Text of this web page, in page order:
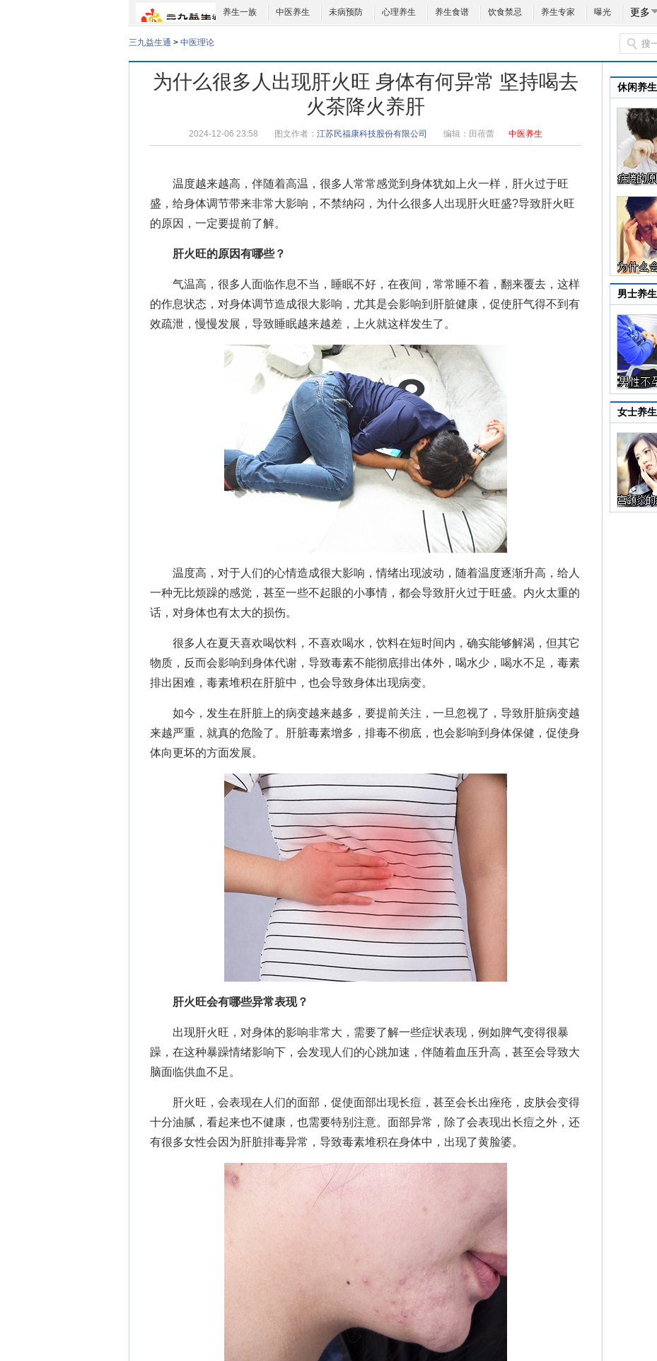
养生一族 中医养生 未病预防 心理养生 养生食谱 饮食禁忌 养生专家 曝光 更多
三九益生通 > 中医理论
为什么很多人出现肝火旺 身体有何异常 坚持喝去
火茶降火养肝
2024-12-06 23:58 图文作者： 江苏民福康科技股份有限公司 编辑： 田蓓蕾 中医养生
温度越来越高，伴随着高温，很多人常常感觉到身体犹如上火一样，肝火过于旺
盛，给身体调节带来非常大影响，不禁纳闷， 为什么很多人出现肝火旺盛?导致肝火旺
的原因，一定要提前了解。
肝火旺的原因有哪些？
气温高，很多人面临作息不当，睡眠不好，在夜间，常常睡不着，翻来覆去，这样
的作息状态，对身体调节造成很大影响，尤其是会影响到肝脏健康，促使肝气得不到有
效疏泄，慢慢发展，导致睡眠越来越差，上火就这样发生了。
温度高，对于人们的心情造成很大影响，情绪出现波动，随着温度逐渐升高，给人
一种无比烦躁的感觉，甚至一些不起眼的小事情，都会导致肝火过于旺盛。内火太重的
话，对身体也有太大的损伤。
很多人在夏天喜欢喝饮料，不喜欢喝水，饮料在短时间内，确实能够解渴，但其它
物质，反而会影响到身体代谢，导致毒素不能彻底排出体外，喝水少，喝水不足，毒素
排出困难，毒素堆积在肝脏中，也会导致身体出现病变。
如今，发生在肝脏上的病变越来越多，要提前关注，一旦忽视了，导致肝脏病变越
来越严重，就真的危险了。肝脏毒素增多，排毒不彻底，也会影响到身体保健，促使身
体向更坏的方面发展。
肝火旺会有哪些异常表现？
出现肝火旺，对身体的影响非常大，需要了解一些症状表现，例如脾气变得很暴
躁，在这种暴躁情绪影响下，会发现人们的心跳加速，伴随着血压升高，甚至会导致大
脑面临供血不足。
肝火旺，会表现在人们的面部，促使面部出现长痘，甚至会长出痤疮，皮肤会变得
十分油腻，看起来也不健康，也需要特别注意。面部异常，除了会表现出长痘之外，还
有很多女性会因为肝脏排毒异常，导致毒素堆积在身体中，出现了黄脸婆。
休闲养生
男士养生
女士养生